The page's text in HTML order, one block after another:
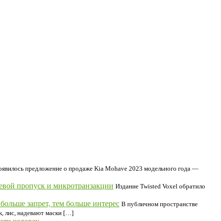
предложение о продаже Kia Mohave 2023 модельного года —
пропуск и микротранзакции Издание Twisted Voxel обратило
запрет, тем больше интерес В публичном пространстве
лис, надевают маски […]